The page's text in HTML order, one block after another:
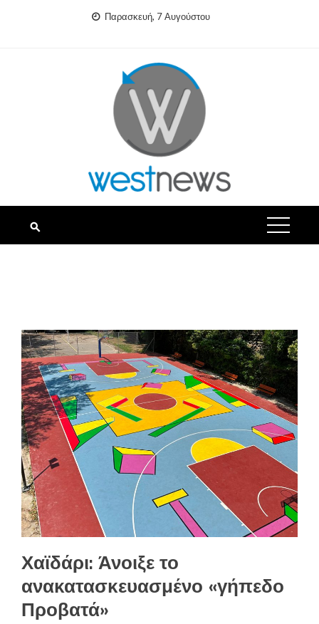
Παρασκευή, 7 Αυγούστου
Χαϊδάρι: Άνοιξε το
ανακατασκευασμένο «γήπεδο
Προβατά»